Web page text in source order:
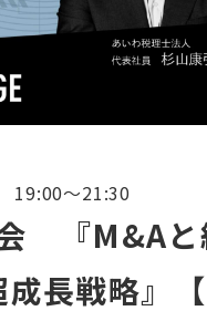
19:00～21:30
『M&Aと
長戦略』【